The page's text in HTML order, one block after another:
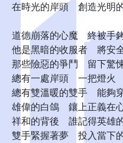
在時光的岸頭 創造光明
道德崩落的心魔 終被手
他是黑暗的收服者 將安
那些險惡的爭鬥 留下驚
總有一處岸頭 一把燈火
總有雙溫暖的雙手 能夠
雄偉的白鴿 鑲上正義在
祥和的背後 誰記得英雄
雙手緊握著夢 投入當下